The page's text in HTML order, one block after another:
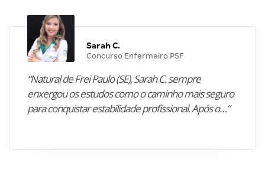
Sarah C.
Concurso Enfermeiro PSF
“Natural de Frei Paulo (SE), Sarah C. sempre
enxergou os estudos como o caminho mais seguro
para conquistar estabilidade profissional. Após o…”